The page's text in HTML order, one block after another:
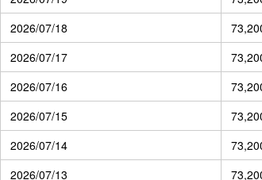
2026/07/18
2026/07/17
2026/07/16
2026/07/15
2026/07/14
2026/07/13